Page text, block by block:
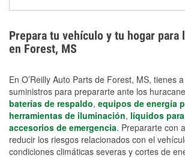
los daños por inundación. Evitar el
preparar opciones de carga de
medidas de protección más efectivas.
Prepara tu vehículo y tu hogar para
en Forest, MS
En O’Reilly Auto Parts de Forest, MS, tienes
suministros para prepararte ante los
baterías de respaldo, equipos de energía
herramientas de iluminación, líquidos
accesorios de emergencia. Prepararte con
reducir los riesgos relacionados con el
condiciones climáticas severas y cortes de